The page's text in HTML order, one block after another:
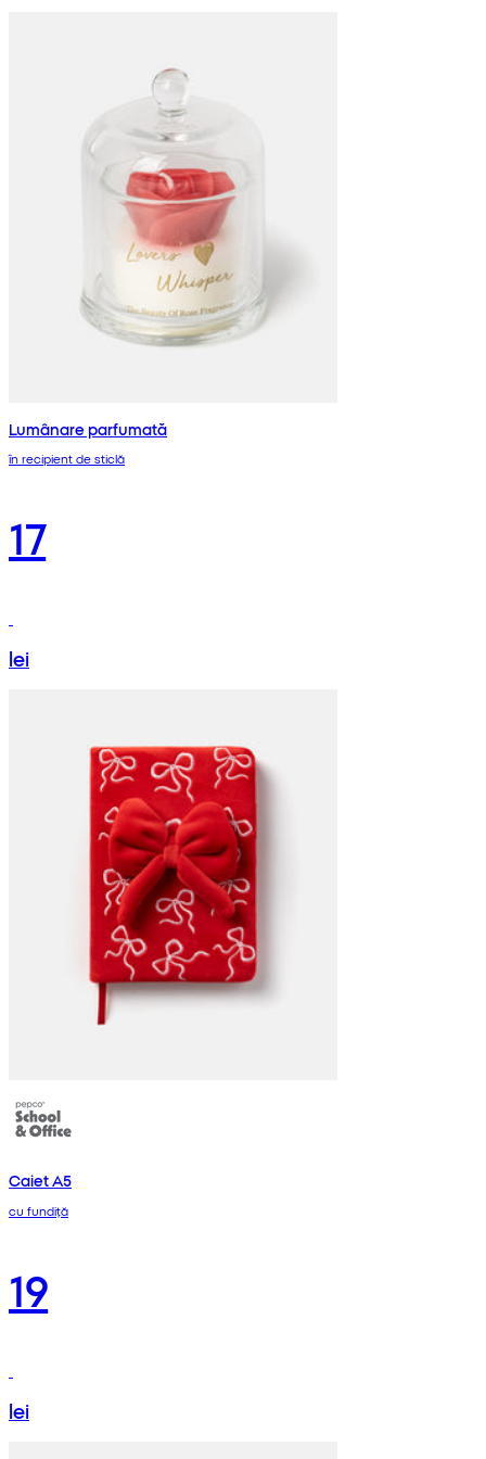
Lumânare parfumată
în recipient de sticlă
17
lei
Caiet A5
cu fundiță
19
lei